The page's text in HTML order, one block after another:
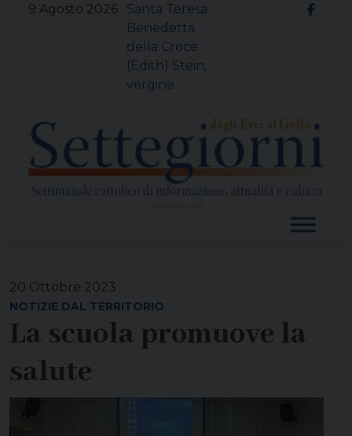
9 Agosto 2026
Santa Teresa
Benedetta
della Croce
(Edith) Stein,
vergine
20 Ottobre 2023
NOTIZIE DAL TERRITORIO
La scuola promuove la
salute